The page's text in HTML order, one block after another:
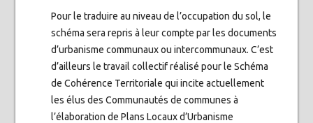
Pour le traduire au niveau de l’occupation du sol, le
schéma sera repris à leur compte par les documents
d’urbanisme communaux ou intercommunaux. C’est
d’ailleurs le travail collectif réalisé pour le Schéma
de Cohérence Territoriale qui incite actuellement
les élus des Communautés de communes à
l’élaboration de Plans Locaux d’Urbanisme